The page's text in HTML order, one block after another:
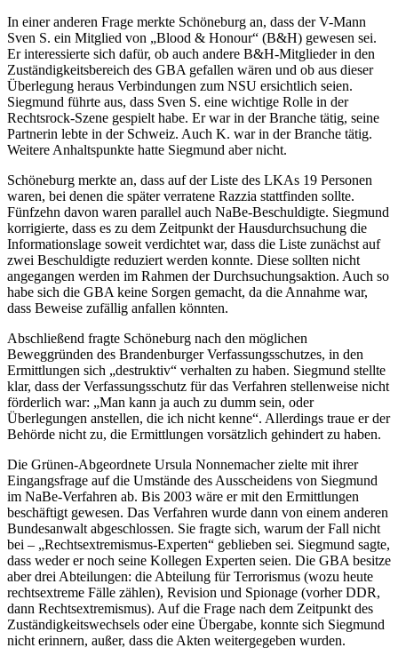
In einer anderen Frage merkte Schöneburg an, dass der V-Mann
Sven S. ein Mitglied von „Blood & Honour“ (B&H) gewesen sei.
Er interessierte sich dafür, ob auch andere B&H-Mitglieder in den
Zuständigkeitsbereich des GBA gefallen wären und ob aus dieser
Überlegung heraus Verbindungen zum NSU ersichtlich seien.
Siegmund führte aus, dass Sven S. eine wichtige Rolle in der
Rechtsrock-Szene gespielt habe. Er war in der Branche tätig, seine
Partnerin lebte in der Schweiz. Auch K. war in der Branche tätig.
Weitere Anhaltspunkte hatte Siegmund aber nicht.
Schöneburg merkte an, dass auf der Liste des LKAs 19 Personen
waren, bei denen die später verratene Razzia stattfinden sollte.
Fünfzehn davon waren parallel auch NaBe-Beschuldigte. Siegmund
korrigierte, dass es zu dem Zeitpunkt der Hausdurchsuchung die
Informationslage soweit verdichtet war, dass die Liste zunächst auf
zwei Beschuldigte reduziert werden konnte. Diese sollten nicht
angegangen werden im Rahmen der Durchsuchungsaktion. Auch so
habe sich die GBA keine Sorgen gemacht, da die Annahme war,
dass Beweise zufällig anfallen könnten.
Abschließend fragte Schöneburg nach den möglichen
Beweggründen des Brandenburger Verfassungsschutzes, in den
Ermittlungen sich „destruktiv“ verhalten zu haben. Siegmund stellte
klar, dass der Verfassungsschutz für das Verfahren stellenweise nicht
förderlich war: „Man kann ja auch zu dumm sein, oder
Überlegungen anstellen, die ich nicht kenne“. Allerdings traue er der
Behörde nicht zu, die Ermittlungen vorsätzlich gehindert zu haben.
Die Grünen-Abgeordnete Ursula Nonnemacher zielte mit ihrer
Eingangsfrage auf die Umstände des Ausscheidens von Siegmund
im NaBe-Verfahren ab. Bis 2003 wäre er mit den Ermittlungen
beschäftigt gewesen. Das Verfahren wurde dann von einem anderen
Bundesanwalt abgeschlossen. Sie fragte sich, warum der Fall nicht
bei – „Rechtsextremismus-Experten“ geblieben sei. Siegmund sagte,
dass weder er noch seine Kollegen Experten seien. Die GBA besitze
aber drei Abteilungen: die Abteilung für Terrorismus (wozu heute
rechtsextreme Fälle zählen), Revision und Spionage (vorher DDR,
dann Rechtsextremismus). Auf die Frage nach dem Zeitpunkt des
Zuständigkeitswechsels oder eine Übergabe, konnte sich Siegmund
nicht erinnern, außer, dass die Akten weitergegeben wurden.